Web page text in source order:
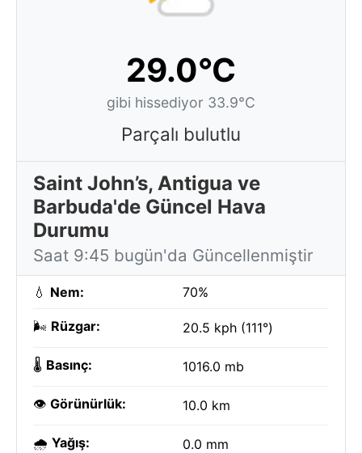
29.0°C
gibi hissediyor 33.9°C
Parçalı bulutlu
Saint John’s, Antigua ve
Barbuda'de Güncel Hava
Durumu
Saat 9:45 bugün'da Güncellenmiştir
💧 Nem: 70%
🌬️ Rüzgar: 20.5 kph (111°)
🌡️ Basınç: 1016.0 mb
👁️ Görünürlük: 10.0 km
🌧️ Yağış: 0.0 mm